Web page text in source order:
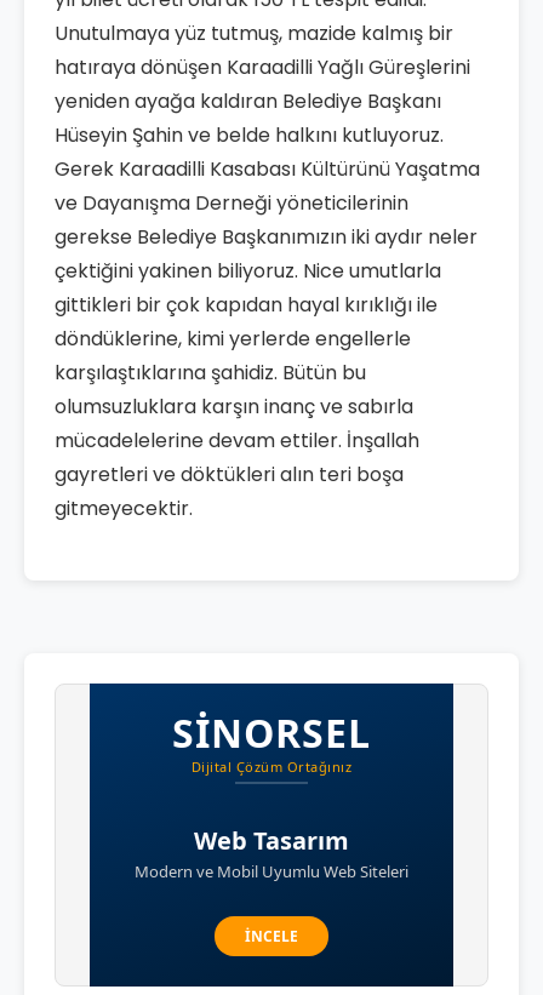
Unutulmaya yüz tutmuş, mazide kalmış bir
hatıraya dönüşen Karaadilli Yağlı Güreşlerini
yeniden ayağa kaldıran Belediye Başkanı
Hüseyin Şahin ve belde halkını kutluyoruz.
Gerek Karaadilli Kasabası Kültürünü Yaşatma
ve Dayanışma Derneği yöneticilerinin
gerekse Belediye Başkanımızın iki aydır neler
çektiğini yakinen biliyoruz. Nice umutlarla
gittikleri bir çok kapıdan hayal kırıklığı ile
döndüklerine, kimi yerlerde engellerle
karşılaştıklarına şahidiz. Bütün bu
olumsuzluklara karşın inanç ve sabırla
mücadelelerine devam ettiler. İnşallah
gayretleri ve döktükleri alın teri boşa
gitmeyecektir.